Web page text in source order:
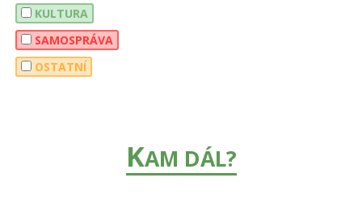
KULTURA
SAMOSPRÁVA
OSTATNÍ
KAM DÁL?